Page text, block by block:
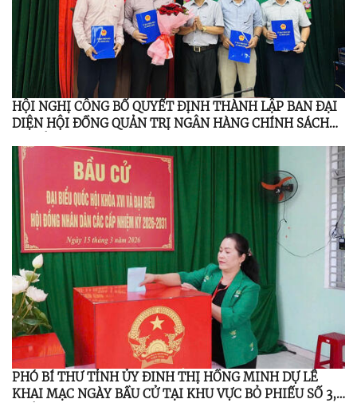
HỘI NGHỊ CÔNG BỐ QUYẾT ĐỊNH THÀNH LẬP BAN ĐẠI
DIỆN HỘI ĐỒNG QUẢN TRỊ NGÂN HÀNG CHÍNH SÁCH
PHÓ BÍ THƯ TỈNH ỦY ĐINH THỊ HỒNG MINH DỰ LỄ
KHAI MẠC NGÀY BẦU CỬ TẠI KHU VỰC BỎ PHIẾU SỐ 3,